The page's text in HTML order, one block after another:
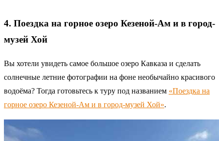
4. Поездка на горное озеро Кезеной-Ам и в город-
музей Хой
Вы хотели увидеть самое большое озеро Кавказа и сделать
солнечные летние фотографии на фоне необычайно красивого
водоёма? Тогда готовьтесь к туру под названием «Поездка на
горное озеро Кезеной-Ам и в город-музей Хой».